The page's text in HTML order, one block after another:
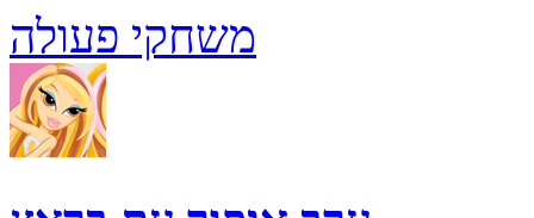
משחקי פעולה